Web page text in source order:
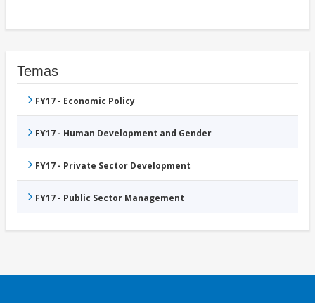
Temas
FY17 - Economic Policy
FY17 - Human Development and Gender
FY17 - Private Sector Development
FY17 - Public Sector Management